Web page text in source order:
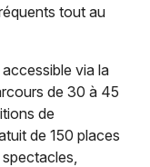
tout au
via la
de 30 à 45
de
de 150 places